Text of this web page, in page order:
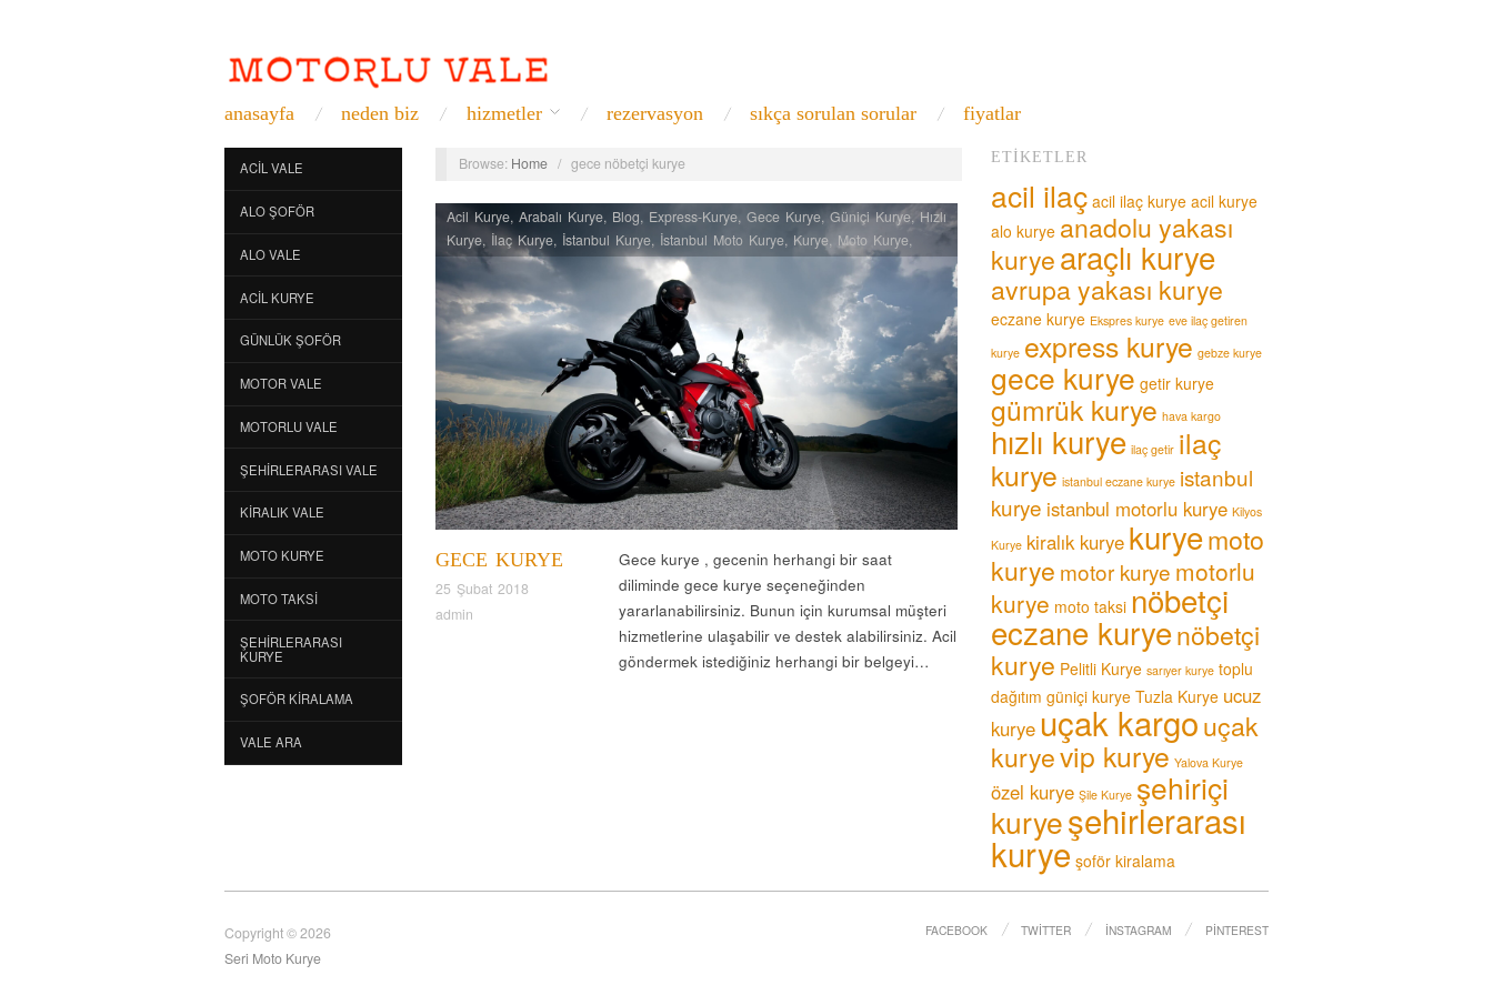
anasayfa neden biz hizmetler rezervasyon sıkça sorulan sorular fiyatlar
ACIL VALE
ALO ŞOFÖR
ALO VALE
ACIL KURYE
GÜNLÜK ŞOFÖR
MOTOR VALE
MOTORLU VALE
ŞEHIRLERARASI VALE
KIRALIK VALE
MOTO KURYE
MOTO TAKSI
ŞEHIRLERARASI
KURYE
ŞOFÖR KIRALAMA
VALE ARA
Browse: Home / gece nöbetçi kurye
GECE KURYE
25 Şubat 2018
admin
Acil Kurye, Arabalı Kurye, Blog, Express-Kurye, Gece Kurye,Güniçi Kurye,Hızlı
Kurye, İlaç Kurye, İstanbul Kurye, İstanbul Moto Kurye, Kurye, Moto Kurye,
Nöbetçi Kurye,Normal Kurye,Özel Kurye,Uçak Kurye,Vip Kurye,Yurtiiçi
Kurye
Gece kurye , gecenin herhangi bir saat
diliminde gece kurye seçeneğinden
yararlanabilirsiniz. Bunun için kurumsal müşteri
hizmetlerine ulaşabilir ve destek alabilirsiniz. Acil
göndermek istediğiniz herhangi bir belgeyi…
ETIKETLER
acil ilaç acil ilaç kurye acil kurye
alo kurye anadolu yakası
kuryearaçlı kurye
avrupa yakası kurye
eczane kurye Ekspres kurye eve ilaç getiren
kurye express kurye gebze kurye
gece kurye getir kurye
gümrük kurye hava kargo
hızlı kurye ilaç getir ilaç
kurye istanbul eczane kurye istanbul
kurye istanbul motorlu kurye Kilyos
Kurye kiralık kurye kuryemoto
kurye motor kurye motorlu
kurye moto taksi nöbetçi
eczane kuryenöbetçi
kurye Pelitli Kurye sarıyer kurye toplu
dağıtım güniçi kurye Tuzla Kurye ucuz
kurye uçak kargouçak
kuryevip kurye Yalova Kurye
özel kurye Şile Kurye şehiriçi
kuryeşehirlerarası
kurye şoför kiralama
Copyright © 2026
Seri Moto Kurye
FACEBOOK TWITTER İNSTAGRAM PINTEREST